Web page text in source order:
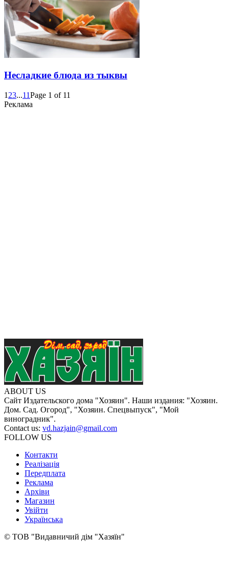
Несладкие блюда из тыквы
1 23...11Page 1 of 11
Реклама
ABOUT US
Сайт Издательского дома "Хозяин". Наши издания: "Хозяин.
Дом. Сад. Огород", "Хозяин. Спецвыпуск", "Мой
виноградник".
Contact us: vd.hazjain@gmail.com
FOLLOW US
Контакти
Реалізація
Передплата
Реклама
Архіви
Магазин
Увійти
Українська
© ТОВ "Видавничий дім "Хазяїн"